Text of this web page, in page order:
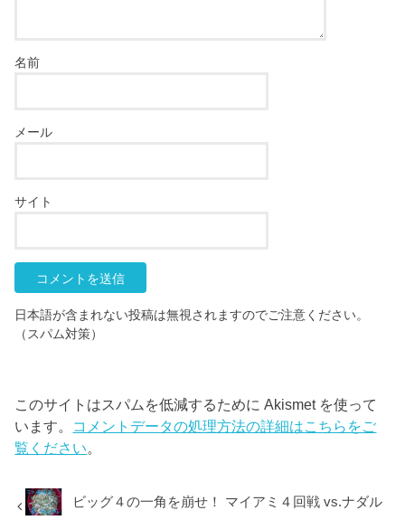
名前
メール
サイト
日本語が含まれない投稿は無視されますのでご注意ください。
（スパム対策）
このサイトはスパムを低減するために Akismet を使って
います。 コメントデータの処理方法の詳細はこちらをご
覧ください。
ビッグ４の一角を崩せ！ マイアミ４回戦 vs.ナダル